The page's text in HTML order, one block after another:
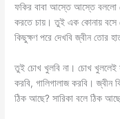
ফকির বাবা আস্তে আস্তে বললো
করতে চায়। তুই এক কোনায় বসে
কিছুক্ষণ পরে দেখবি জ্বীন তোর
তুই চোখ খুলবি না। চোখ খুললেই
করবি, গালিগালাজ করবি। জ্বীন
ঠিক আছে? সারিকা বলে ঠিক